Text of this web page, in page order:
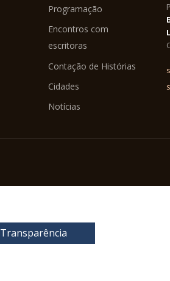
Programação
Encontros com
escritoras
Contação de Histórias
Cidades
Notícias
Transparência